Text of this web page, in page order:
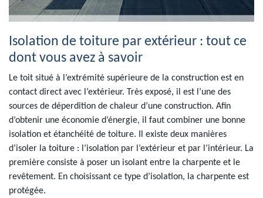
Isolation de toiture par extérieur : tout ce
dont vous avez à savoir
Le toit situé à l’extrémité supérieure de la construction est en
contact direct avec l’extérieur. Très exposé, il est l’une des
sources de déperdition de chaleur d’une construction. Afin
d’obtenir une économie d’énergie, il faut combiner une bonne
isolation et étanchéité de toiture. Il existe deux manières
d’isoler la toiture : l’isolation par l’extérieur et par l’intérieur. La
première consiste à poser un isolant entre la charpente et le
revêtement. En choisissant ce type d’isolation, la charpente est
protégée.